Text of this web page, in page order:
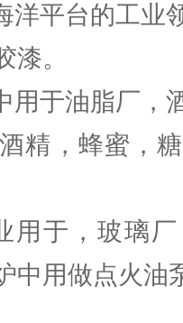
洋平台的工业
漆。
用于油脂厂，
精，蜂蜜，
用于，玻璃
中用做点火油